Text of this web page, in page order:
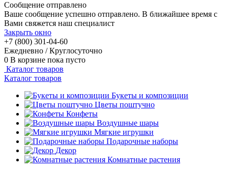
Сообщение отправлено
Ваше сообщение успешно отправлено. В ближайшее время с
Вами свяжется наш специалист
Закрыть окно
+7 (800) 301-04-60
Ежедневно / Круглосуточно
0 В корзине пока пусто
Каталог товаров
Каталог товаров
Букеты и композиции
Цветы поштучно
Конфеты
Воздушные шары
Мягкие игрушки
Подарочные наборы
Декор
Комнатные растения